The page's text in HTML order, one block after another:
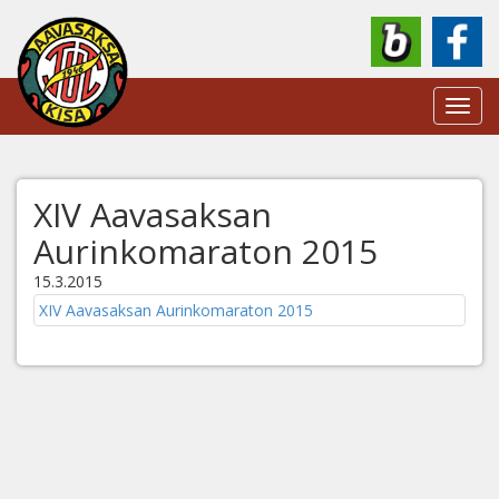
XIV Aavasaksan
Aurinkomaraton 2015
15.3.2015
XIV Aavasaksan Aurinkomaraton 2015